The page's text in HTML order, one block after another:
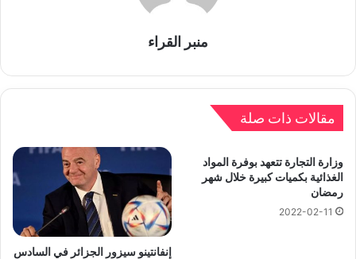
منبر القراء
مقالات ذات صلة
وزارة التجارة تتعهد بوفرة المواد
الغذائية بكميات كبيرة خلال شهر
رمضان
2022-02-11
إنفانتينو سيزور الجزائر في السادس